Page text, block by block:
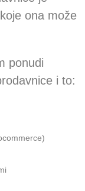
ona može
ponudi
i to: